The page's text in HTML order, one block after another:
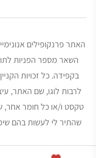
השאר מספר הפניות
בקפידה. כל זכויות
לרבות לוגו, שם האתר,
טקסט ו/או כל חומר אחר,
שהתיר לי לעשות בהם